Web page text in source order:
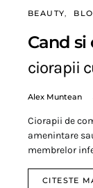
BEAUTY
Cand
ciorapii
Alex Muntean
Ciorapii de
amenintare
membrelor
CITESTE